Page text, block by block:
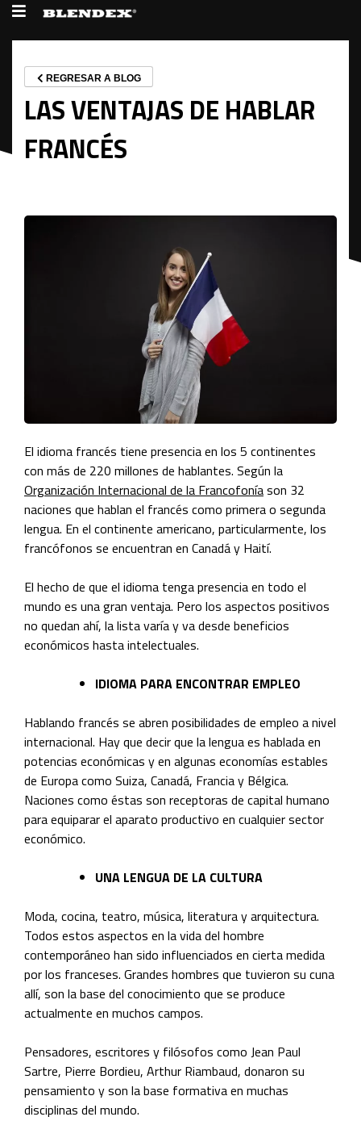
REGRESAR A BLOG
LAS VENTAJAS DE HABLAR
FRANCÉS
El idioma francés tiene presencia en los 5 continentes
con más de 220 millones de hablantes. Según la
Organización Internacional de la Francofoníason 32
naciones que hablan el francés como primera o segunda
lengua. En el continente americano, particularmente, los
francófonos se encuentran en Canadá y Haití.
El hecho de que el idioma tenga presencia en todo el
mundo es una gran ventaja. Pero los aspectos positivos
no quedan ahí, la lista varía y va desde beneficios
económicos hasta intelectuales.
IDIOMA PARA ENCONTRAR EMPLEO
Hablando francés se abren posibilidades de empleo a nivel
internacional. Hay que decir que la lengua es hablada en
potencias económicas y en algunas economías estables
de Europa como Suiza, Canadá, Francia y Bélgica.
Naciones como éstas son receptoras de capital humano
para equiparar el aparato productivo en cualquier sector
económico.
UNA LENGUA DE LA CULTURA
Moda, cocina, teatro, música, literatura y arquitectura.
Todos estos aspectos en la vida del hombre
contemporáneo han sido influenciados en cierta medida
por los franceses. Grandes hombres que tuvieron su cuna
allí, son la base del conocimiento que se produce
actualmente en muchos campos.
Pensadores, escritores y filósofos como Jean Paul
Sartre, Pierre Bordieu, Arthur Riambaud, donaron su
pensamiento y son la base formativa en muchas
disciplinas del mundo.